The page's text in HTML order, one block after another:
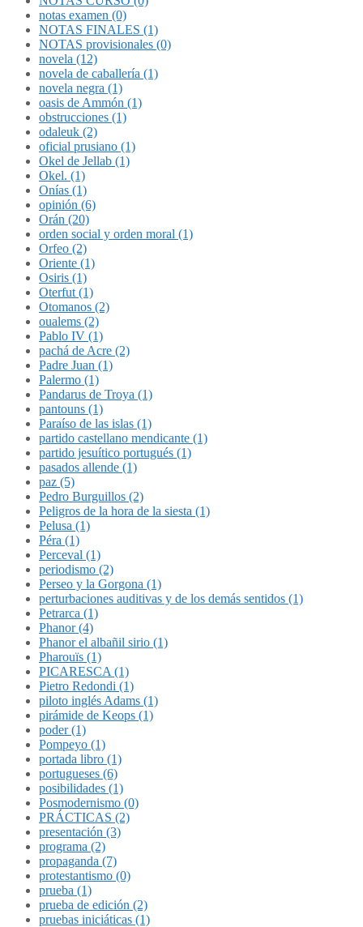
notas examen (0)
NOTAS FINALES (1)
NOTAS provisionales (0)
novela (12)
novela de caballería (1)
novela negra (1)
oasis de Ammón (1)
obstrucciones (1)
odaleuk (2)
oficial prusiano (1)
Okel de Jellab (1)
Okel. (1)
Onías (1)
opinión (6)
Orán (20)
orden social y orden moral (1)
Orfeo (2)
Oriente (1)
Osiris (1)
Oterfut (1)
Otomanos (2)
oualems (2)
Pablo IV (1)
pachá de Acre (2)
Padre Juan (1)
Palermo (1)
Pandarus de Troya (1)
pantouns (1)
Paraíso de las islas (1)
partido castellano mendicante (1)
partido jesuítico portugués (1)
pasados allende (1)
paz (5)
Pedro Burguillos (2)
Peligros de la hora de la siesta (1)
Pelusa (1)
Péra (1)
Perceval (1)
periodismo (2)
Perseo y la Gorgona (1)
perturbaciones auditivas y de los demás sentidos (1)
Petrarca (1)
Phanor (4)
Phanor el albañil sirio (1)
Pharouïs (1)
PICARESCA (1)
Pietro Redondi (1)
piloto inglés Adams (1)
pirámide de Keops (1)
poder (1)
Pompeyo (1)
portada libro (1)
portugueses (6)
posibilidades (1)
Posmodernismo (0)
PRÁCTICAS (2)
presentación (3)
programa (2)
propaganda (7)
protestantismo (0)
prueba (1)
prueba de edición (2)
pruebas iniciáticas (1)